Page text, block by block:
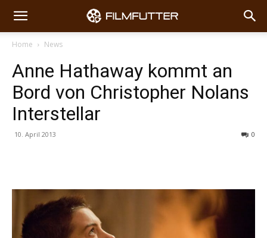
Home News
Anne Hathaway kommt an
Bord von Christopher Nolans
Interstellar
10. April 2013 0